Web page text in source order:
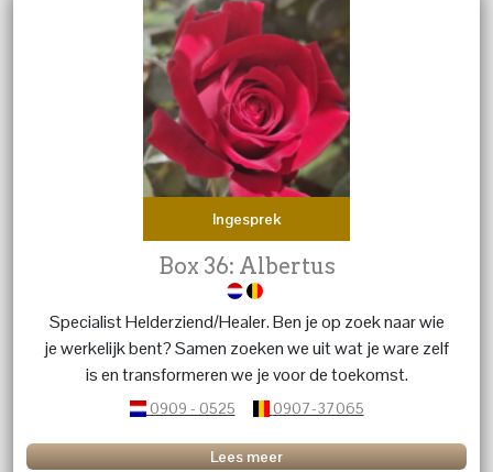
Ingesprek
Box 36: Albertus
Specialist Helderziend/Healer. Ben je op zoek naar wie
je werkelijk bent? Samen zoeken we uit wat je ware zelf
is en transformeren we je voor de toekomst.
0909 - 0525 0907-37065
Lees meer